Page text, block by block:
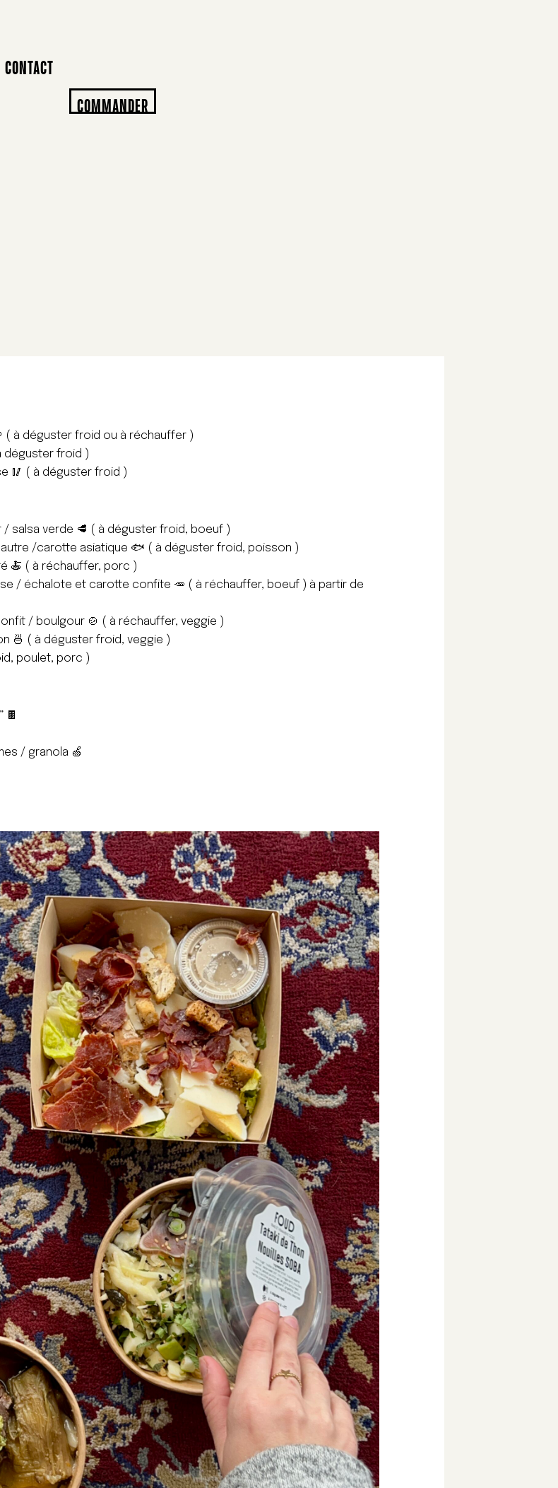
CONTACT
COMMANDER
( à déguster froid ou à réchauffer )
déguster froid )
🥢 ( à déguster froid )
/ salsa verde 🥩 ( à déguster froid, boeuf )
/carotte asiatique 🐟 ( à déguster froid, poisson )
🍝 ( à réchauffer, porc )
/ échalote et carotte confite 🥕 ( à réchauffer, boeuf ) à partir de
/ boulgour 🍲 ( à réchauffer, veggie )
🍜 ( à déguster froid, veggie )
poulet, porc )
🍫
/ granola 🍏